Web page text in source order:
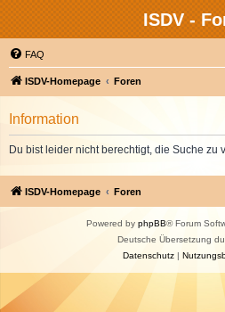
ISDV -
FAQ
ISDV-Homepage Foren
Information
Du bist leider nicht berechtigt, die Suche zu
ISDV-Homepage Foren
Powered by phpBB® Forum
Deutsche Übersetzung
Datenschutz|